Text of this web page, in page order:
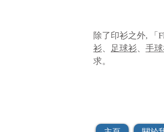
除了印衫之外, 「
衫、 足球衫、 手
求。